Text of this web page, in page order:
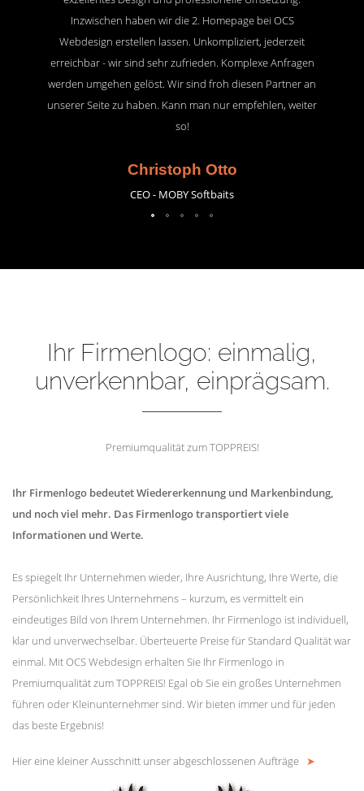
Inzwischen haben wir die 2. Homepage bei OCS
Webdesign erstellen lassen. Unkompliziert, jederzeit
erreichbar - wir sind sehr zufrieden. Komplexe Anfragen
werden umgehen gelöst. Wir sind froh diesen Partner an
unserer Seite zu haben. Kann man nur empfehlen, weiter
so!
Christoph Otto
CEO - MOBY Softbaits
Ihr Firmenlogo: einmalig,
unverkennbar, einprägsam.
Premiumqualität zum TOPPREIS!
Ihr Firmenlogo bedeutet Wiedererkennung und Markenbindung,
und noch viel mehr. Das Firmenlogo transportiert viele
Informationen und Werte.
Es spiegelt Ihr Unternehmen wieder, Ihre Ausrichtung, Ihre Werte, die
Persönlichkeit Ihres Unternehmens – kurzum, es vermittelt ein
eindeutiges Bild von Ihrem Unternehmen. Ihr Firmenlogo ist individuell,
klar und unverwechselbar. Überteuerte Preise für Standard Qualität war
einmal. Mit OCS Webdesign erhalten Sie Ihr Firmenlogo in
Premiumqualität zum TOPPREIS! Egal ob Sie ein großes Unternehmen
führen oder Kleinunternehmer sind. Wir bieten immer und für jeden
das beste Ergebnis!
Hier eine kleiner Ausschnitt unser abgeschlossenen Aufträge ➤